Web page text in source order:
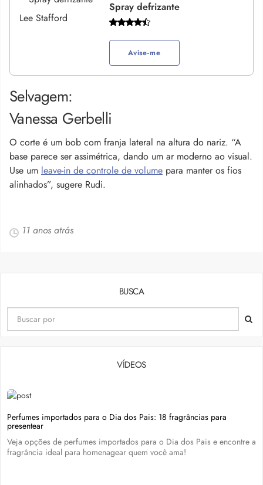
Spray defrizante
Avise-me
Selvagem:
Vanessa Gerbelli
O corte é um bob com franja lateral na altura do nariz. “A
base parece ser assimétrica, dando um ar moderno ao visual.
Use um leave-in de controle de volume para manter os fios
alinhados”, sugere Rudi.
11 anos atrás
BUSCA
VÍDEOS
Perfumes importados para o Dia dos Pais: 18 fragrâncias para
presentear
Veja opções de perfumes importados para o Dia dos Pais e encontre a
fragrância ideal para homenagear quem você ama!